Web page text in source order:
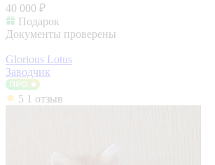
40 000 ₽
Подарок
Документы проверены
Glorious Lotus
Заводчик
5 1 отзыв